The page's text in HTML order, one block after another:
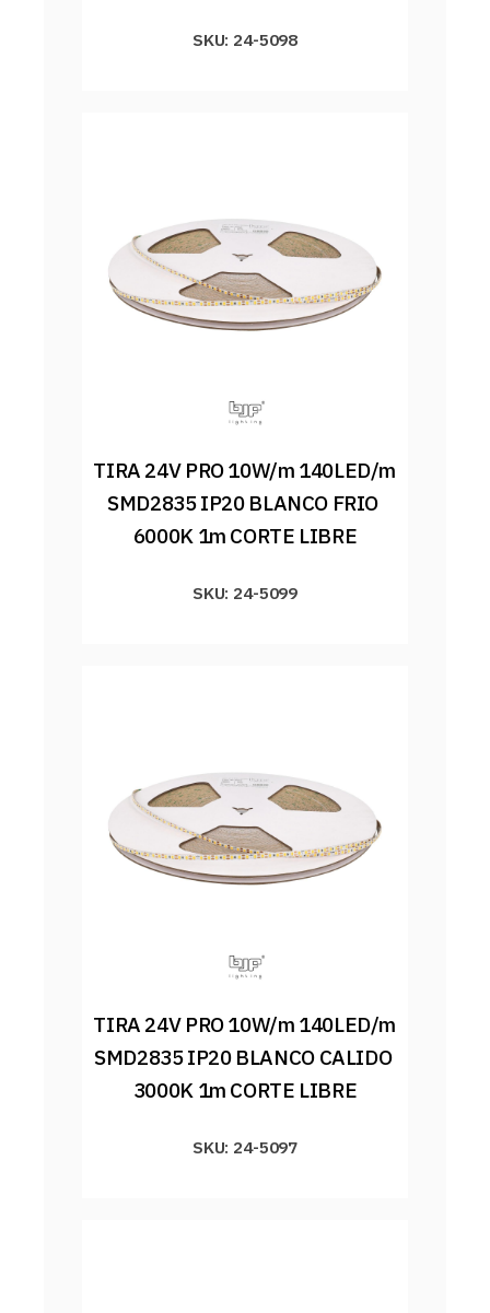
SKU: 24-5098
TIRA 24V PRO 10W/m 140LED/m
SMD2835 IP20 BLANCO FRIO
6000K 1m CORTE LIBRE
SKU: 24-5099
TIRA 24V PRO 10W/m 140LED/m
SMD2835 IP20 BLANCO CALIDO
3000K 1m CORTE LIBRE
SKU: 24-5097